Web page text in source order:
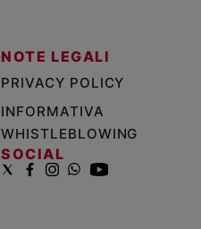
NOTE LEGALI
PRIVACY POLICY
INFORMATIVA
WHISTLEBLOWING
SOCIAL